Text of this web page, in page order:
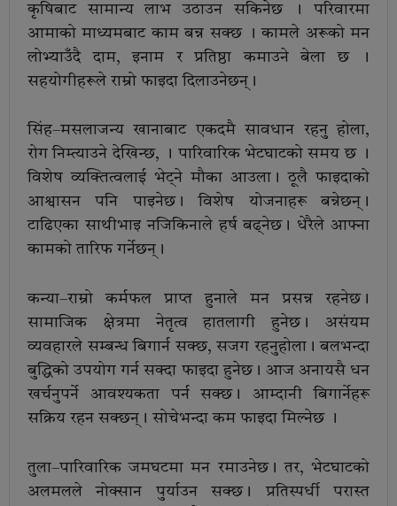
कृषिबाट सामान्य लाभ उठाउन सकिनेछ । परिवारमा
आमाको माध्यमबाट काम बन्न सक्छ । कामले अरूको मन
लोभ्याउँदै दाम, इनाम र प्रतिष्ठा कमाउने बेला छ ।
सहयोगीहरूले राम्रो फाइदा दिलाउनेछन्।
सिंह–मसलाजन्य खानाबाट एकदमै सावधान रहनु होला,
रोग निम्त्याउने देखिन्छ, । पारिवारिक भेटघाटको समय छ ।
विशेष व्यक्तित्वलाई भेट्ने मौका आउला। ठूलै फाइदाको
आश्वासन पनि पाइनेछ। विशेष योजनाहरू बन्नेछन्।
टाढिएका साथीभाइ नजिकिनाले हर्ष बढ्नेछ। धेरैले आफ्ना
कामको तारिफ गर्नेछन्।
कन्या–राम्रो कर्मफल प्राप्त हुनाले मन प्रसन्न रहनेछ।
सामाजिक क्षेत्रमा नेतृत्व हातलागी हुनेछ। असंयम
व्यवहारले सम्बन्ध बिगार्न सक्छ, सजग रहनुहोला। बलभन्दा
बुद्धिको उपयोग गर्न सक्दा फाइदा हुनेछ। आज अनायसै धन
खर्चनुपर्ने आवश्यकता पर्न सक्छ। आम्दानी बिगार्नेहरू
सक्रिय रहन सक्छन्। सोचेभन्दा कम फाइदा मिल्नेछ ।
तुला–पारिवारिक जमघटमा मन रमाउनेछ। तर, भेटघाटको
अलमलले नोक्सान पुर्याउन सक्छ। प्रतिस्पर्धी परास्त